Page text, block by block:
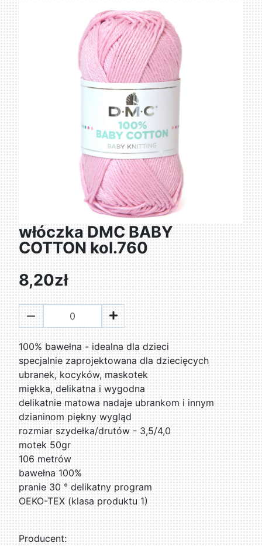
włóczka DMC BABY
COTTON kol.760
8,20zł
100% bawełna - idealna dla dzieci
specjalnie zaprojektowana dla dziecięcych
ubranek, kocyków, maskotek
miękka, delikatna i wygodna
delikatnie matowa nadaje ubrankom i innym
dzianinom piękny wygląd
rozmiar szydełka/drutów - 3,5/4,0
motek 50gr
106 metrów
bawełna 100%
pranie 30 ° delikatny program
OEKO-TEX (klasa produktu 1)
Producent: